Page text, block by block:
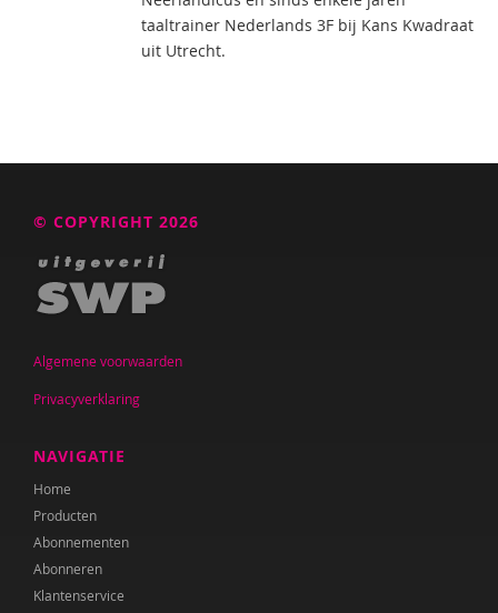
taaltrainer Nederlands 3F bij Kans Kwadraat
uit Utrecht.
© COPYRIGHT 2026
Algemene voorwaarden
Privacyverklaring
NAVIGATIE
Home
Producten
Abonnementen
Abonneren
Klantenservice